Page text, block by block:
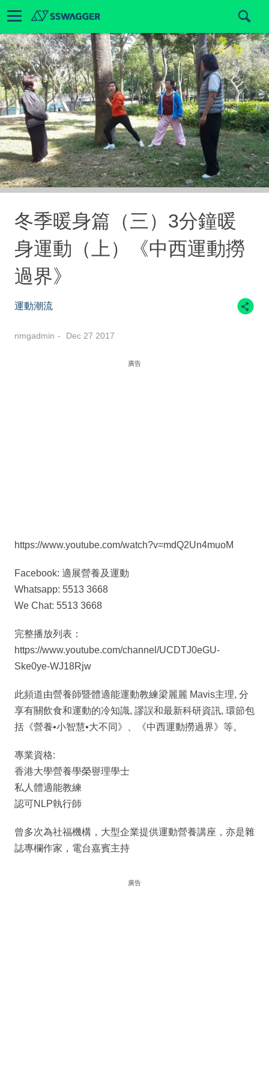
冬季暖身篇（三）3分鐘暖
身運動（上）《中西運動撈
過界》
運動潮流
nmgadmin Dec 27 2017
廣告
https://www.youtube.com/watch?v=mdQ2Un4muoM
Facebook: 適展營養及運動
Whatsapp: 5513 3668
We Chat: 5513 3668
完整播放列表：
https://www.youtube.com/channel/UCDTJ0eGU-
Ske0ye-WJ18Rjw
此頻道由營養師暨體適能運動教練梁麗麗 Mavis主理, 分
享有關飲食和運動的冷知識, 謬誤和最新科研資訊, 環節包
括《營養•小智慧•大不同》、《中西運動撈過界》等。
專業資格:
香港大學營養學榮譽理學士
私人體適能教練
認可NLP執行師
曾多次為社福機構，大型企業提供運動營養講座，亦是雜
誌專欄作家，電台嘉賓主持
廣告